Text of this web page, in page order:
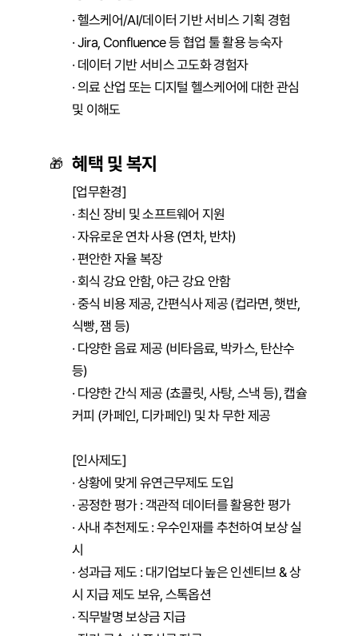
· 헬스케어/AI/데이터 기반 서비스 기획 경험
· Jira, Confluence 등 협업 툴 활용 능숙자
· 데이터 기반 서비스 고도화 경험자
· 의료 산업 또는 디지털 헬스케어에 대한 관심
및 이해도
🎁 혜택 및 복지
[업무환경]
· 최신 장비 및 소프트웨어 지원
· 자유로운 연차 사용 (연차, 반차)
· 편안한 자율 복장
· 회식 강요 안함, 야근 강요 안함
· 중식 비용 제공, 간편식사 제공 (컵라면, 햇반,
식빵, 잼 등)
· 다양한 음료 제공 (비타음료, 박카스, 탄산수
등)
· 다양한 간식 제공 (쵸콜릿, 사탕, 스낵 등), 캡슐
커피 (카페인, 디카페인) 및 차 무한 제공
[인사제도]
· 상황에 맞게 유연근무제도 도입
· 공정한 평가 : 객관적 데이터를 활용한 평가
· 사내 추천제도 : 우수인재를 추천하여 보상 실
시
· 성과급 제도 : 대기업보다 높은 인센티브 & 상
시 지급 제도 보유, 스톡옵션
· 직무발명 보상금 지급